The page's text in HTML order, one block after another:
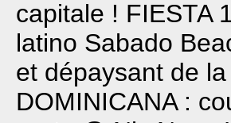
capitale ! FIESTA
latino Sabado
et dépaysant de
DOMINICANA :